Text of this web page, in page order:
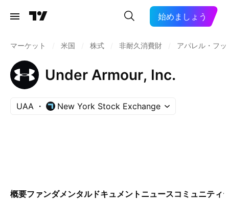
始めましょう
マーケット 米国 株式 非耐久消費財 アパレル・フ
Under Armour, Inc.
UAA New York Stock Exchange
概要ファンダメンタルドキュメント ニュースコミュニティ